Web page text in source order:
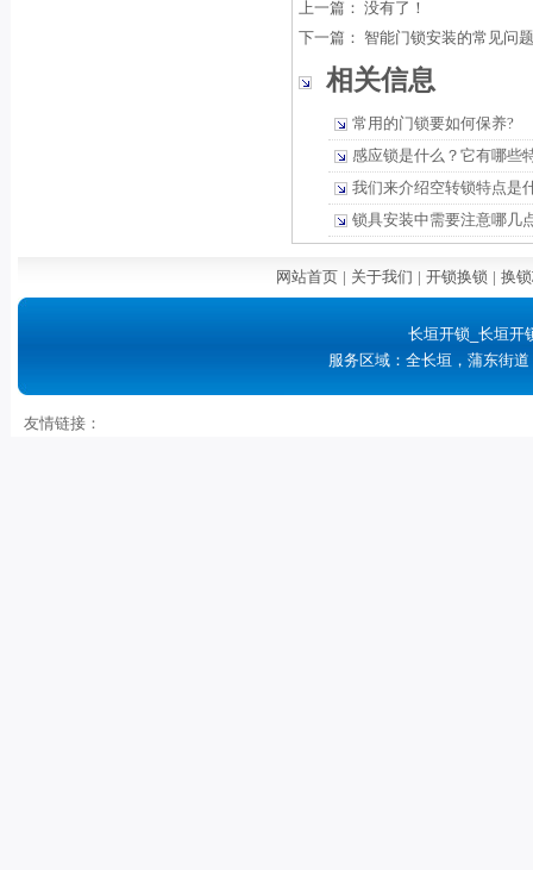
上一篇： 没有了！
下一篇： 智能门锁安装的常见问
相关信息
常用的门锁要如何保养?
感应锁是什么？它有哪些
我们来介绍空转锁特点是
锁具安装中需要注意哪几
网站首页 | 关于我们 | 开锁换锁 | 换
长垣开锁_长垣开
服务区域：全长垣，蒲东街
友情链接：